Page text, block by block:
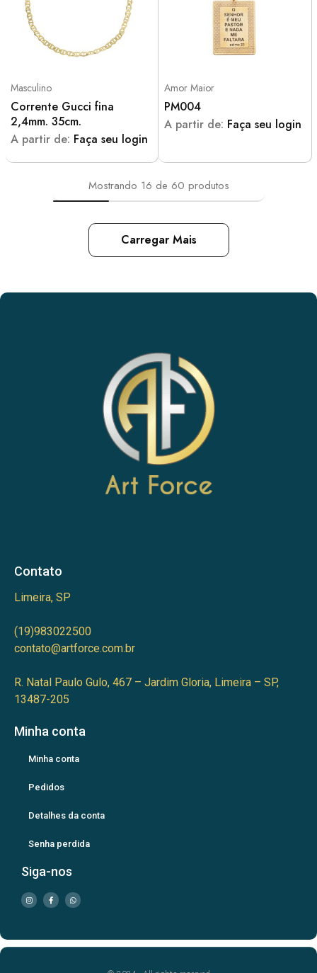
Masculino
Corrente Gucci fina
2,4mm. 35cm.
A partir de: Faça seu login
Amor Maior
PM004
A partir de: Faça seu login
Mostrando 16 de 60 produtos
Carregar Mais
Contato
Limeira, SP
(19)983022500
contato@artforce.com.br
R. Natal Paulo Gulo, 467 – Jardim Gloria, Limeira – SP,
13487-205
Minha conta
Minha conta
Pedidos
Detalhes da conta
Senha perdida
Siga-nos